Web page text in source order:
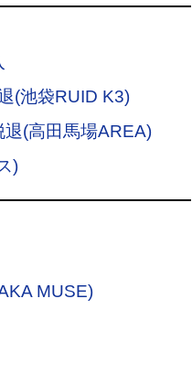
(池袋RUID K3)
退(高田馬場AREA)
)
MUSE)